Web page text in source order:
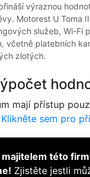
výraznou
Motorest U Toma
služeb, Wi-Fi
včetně platebních
zlotých.
mají přístup
Klikněte sem pro
této
Zjistěte jestli